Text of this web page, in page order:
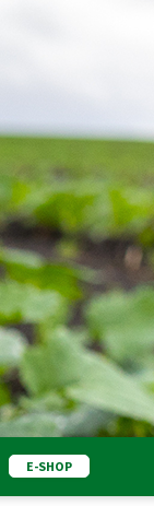
E-SHOP